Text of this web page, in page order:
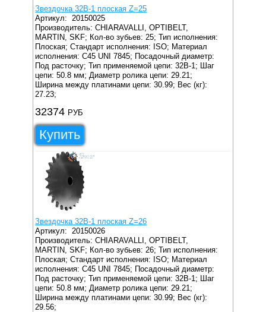
Звездочка 32B-1 плоская Z=25
Артикул: 20150025
Производитель: CHIARAVALLI, OPTIBELT,
MARTIN, SKF; Кол-во зубьев: 25; Тип исполнения:
Плоская; Стандарт исполнения: ISO; Материал
исполнения: C45 UNI 7845; Посадочный диаметр:
Под расточку; Тип применяемой цепи: 32B-1;
Шаг
цепи: 50.8 мм; Диаметр ролика цепи: 29.21;
Ширина между платинами цепи: 30.99; Вес (кг):
27.23;
32374 РУБ
Купить
Звездочка 32B-1 плоская Z=26
Артикул: 20150026
Производитель: CHIARAVALLI, OPTIBELT,
MARTIN, SKF; Кол-во зубьев: 26; Тип исполнения:
Плоская; Стандарт исполнения: ISO; Материал
исполнения: C45 UNI 7845; Посадочный диаметр:
Под расточку; Тип применяемой цепи: 32B-1;
Шаг
цепи: 50.8 мм; Диаметр ролика цепи: 29.21;
Ширина между платинами цепи: 30.99; Вес (кг):
29.56;